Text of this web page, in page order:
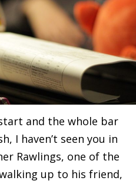
and the whole bar
I haven’t seen you in
Rawlings, one of the
up to his friend,